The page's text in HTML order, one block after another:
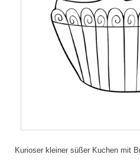
Kurioser kleiner süßer Kuchen mit